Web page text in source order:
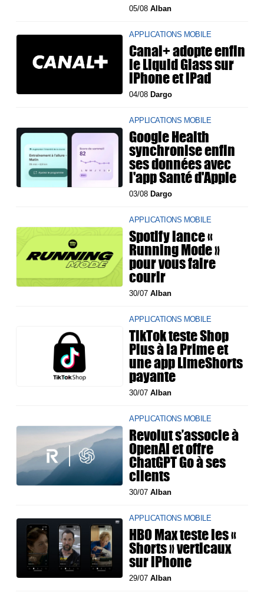
05/08Alban
APPLICATIONS MOBILE
Canal+ adopte enfin
le Liquid Glass sur
iPhone et iPad
04/08 Dargo
APPLICATIONS MOBILE
Google Health
synchronise enfin
ses données avec
l'app Santé d'Apple
03/08 Dargo
APPLICATIONS MOBILE
Spotify lance «
Running Mode »
pour vous faire
courir
30/07Alban
APPLICATIONS MOBILE
TikTok teste Shop
Plus à la Prime et
une app LimeShorts
payante
30/07Alban
APPLICATIONS MOBILE
Revolut s’associe à
OpenAI et offre
ChatGPT Go à ses
clients
30/07Alban
APPLICATIONS MOBILE
HBO Max teste les «
Shorts » verticaux
sur iPhone
29/07Alban